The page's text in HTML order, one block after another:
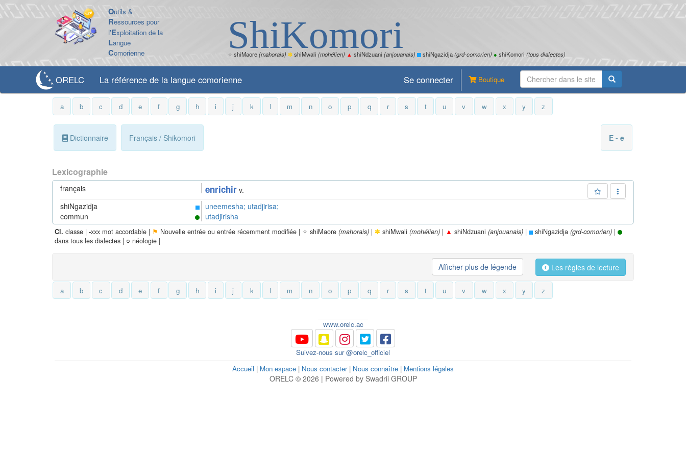
Outils &
Ressources pour
l'Exploitation de la
Langue
Comorienne ShiKomori
✧ shiMaore(mahorais) ✽shiMwali (mohélien) ▲ shiNdzuani (anjouanais) shiNgazidja(grd-comorien) ● shiKomori (tous dialectes)
ORELC La référence de la langue comorienne Boutique
Se connecter
a b c d e f g h i j k l m n o p q r s t u v w x y z
Dictionnaire Français / Shikomori E - e
Lexicographie
français enrichir v.
shiNgazidja
uneemesha; utadjirisa;
commun
utadjirisha
Cl. classe | -xxx mot accordable | ⚑ Nouvelle entrée ou entrée récemment modifiée | ✧ shiMaore (mahorais) | ✽ shiMwali (mohélien) | ▲ shiNdzuani (anjouanais) | shiNgazidja (grd-comorien) |
dans tous les dialectes | ○ néologie |
Les règles de lecture
Afficher plus de légende
a b c d e f g h i j k l m n o p q r s t u v w x y z
www.orelc.ac
Suivez-nous sur @orelc_officiel
Accueil | Mon espace | Nous contacter| Nous connaître | Mentions légales
ORELC © 2026 | Powered by Swadrii GROUP